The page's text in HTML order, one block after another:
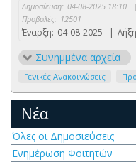
Δημοσίευση: 04-08-2025 18:10 |
Προβολές: 12501
Έναρξη: 04-08-2025 |
Συνημμένα αρχεία
Γενικές Ανακοινώσεις
Νέα
Όλες οι Δημοσιεύσεις
Ενημέρωση Φοιτητών